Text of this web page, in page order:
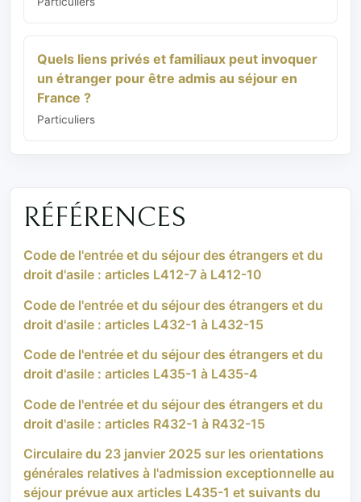
Quels liens privés et familiaux peut invoquer
un étranger pour être admis au séjour en
France ?
Particuliers
RÉFÉRENCES
Code de l'entrée et du séjour des étrangers et du
droit d'asile : articles L412-7 à L412-10
Code de l'entrée et du séjour des étrangers et du
droit d'asile : articles L432-1 à L432-15
Code de l'entrée et du séjour des étrangers et du
droit d'asile : articles L435-1 à L435-4
Code de l'entrée et du séjour des étrangers et du
droit d'asile : articles R432-1 à R432-15
Circulaire du 23 janvier 2025 sur les orientations
générales relatives à l'admission exceptionnelle au
séjour prévue aux articles L435-1 et suivants du